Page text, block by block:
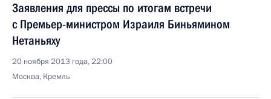
Заявления для прессы по итогам встречи
с Премьер-министром Израиля Биньямином
Нетаньяху
20 ноября 2013 года, 22:00
Москва, Кремль